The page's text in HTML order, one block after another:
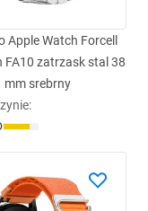
Apple Watch Forcell
FA10 zatrzask stal 38
mm srebrny
: